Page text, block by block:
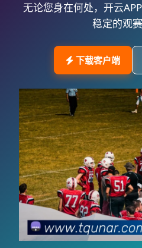
无论您身在何处， 开云APP
稳定的观赛
下载客户端